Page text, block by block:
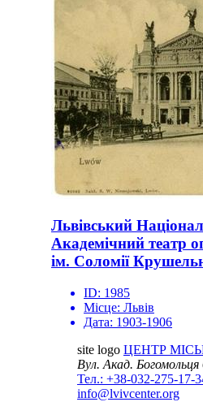
Львівський
Академічний театр
ім. Соломії
ID: 1985
Місце: Львів
Дата: 1903-1906
site logo ЦЕНТР
Вул. Акад. Богомольця
Тел.: +38-032-275-17-
info@lvivcenter.org